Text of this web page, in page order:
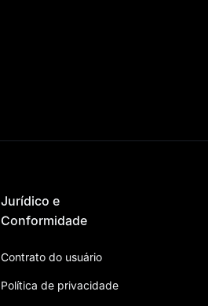
Jurídico e
Conformidade
Contrato do usuário
Política de privacidade